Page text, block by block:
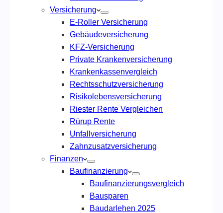
Versicherung
E-Roller Versicherung
Gebäudeversicherung
KFZ-Versicherung
Private Krankenversicherung
Krankenkassenvergleich
Rechtsschutzversicherung
Risikolebensversicherung
Riester Rente Vergleichen
Rürup Rente
Unfallversicherung
Zahnzusatzversicherung
Finanzen
Baufinanzierung
Baufinanzierungsvergleich
Bausparen
Baudarlehen 2025